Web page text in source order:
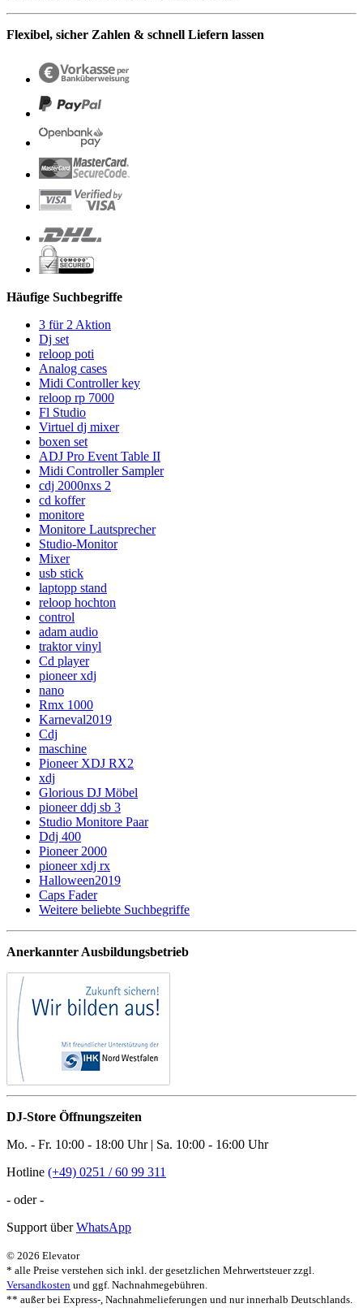
Flexibel, sicher Zahlen & schnell Liefern lassen
Häufige Suchbegriffe
3 für 2 Aktion
Dj set
reloop poti
Analog cases
Midi Controller key
reloop rp 7000
Fl Studio
Virtuel dj mixer
boxen set
ADJ Pro Event Table II
Midi Controller Sampler
cdj 2000nxs 2
cd koffer
monitore
Monitore Lautsprecher
Studio-Monitor
Mixer
usb stick
laptopp stand
reloop hochton
control
adam audio
traktor vinyl
Cd player
pioneer xdj
nano
Rmx 1000
Karneval2019
Cdj
maschine
Pioneer XDJ RX2
xdj
Glorious DJ Möbel
pioneer ddj sb 3
Studio Monitore Paar
Ddj 400
Pioneer 2000
pioneer xdj rx
Halloween2019
Caps Fader
Weitere beliebte Suchbegriffe
Anerkannter Ausbildungsbetrieb
DJ-Store Öffnungszeiten
Mo. - Fr. 10:00 - 18:00 Uhr | Sa. 10:00 - 16:00 Uhr
Hotline (+49) 0251 / 60 99 311
- oder -
Support überWhatsApp
© 2026 Elevator
* alle Preise verstehen sich inkl. der gesetzlichen Mehrwertsteuer zzgl.
Versandkosten und ggf. Nachnahmegebühren.
** außer bei Express-, Nachnahmelieferungen und nur innerhalb Deutschlands.